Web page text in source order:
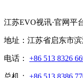
江苏EVO视讯·官网平
地址：江苏省启东市
电话： +86 513 8326